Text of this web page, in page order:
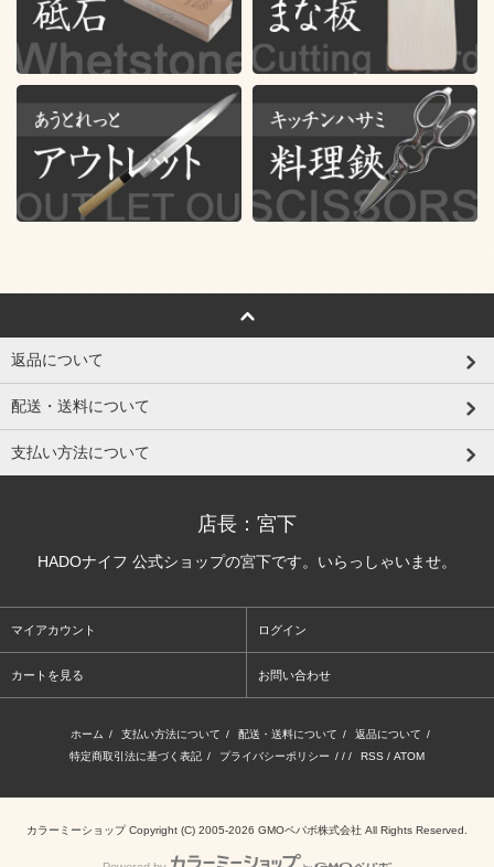
返品について
配送・送料について
支払い方法について
店長：宮下
HADOナイフ 公式ショップの宮下です。いらっしゃいませ。
マイアカウント ログイン
カートを見る お問い合わせ
ホーム / 支払い方法について / 配送・送料について / 返品について /
特定商取引法に基づく表記 / プライバシーポリシー / / / RSS / ATOM
カラーミーショップCopyright (C) 2005-2026 GMOペパボ株式会社 All Rights Reserved.